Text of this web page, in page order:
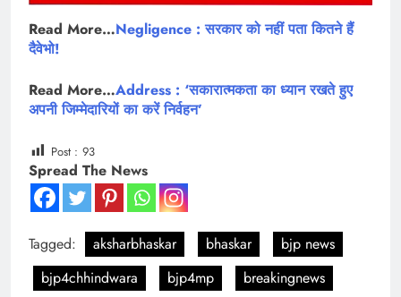
Read More…Negligence : सरकार को नहीं पता कितने हैं
दैवेभो!
Read More…Address : ‘सकारात्मकता का ध्यान रखते हुए
अपनी जिम्मेदारियों का करें निर्वहन’
Post : 93
Spread The News
Tagged: aksharbhaskar bhaskar
bjp news
bjp4chhindwara
bjp4mp
breakingnews